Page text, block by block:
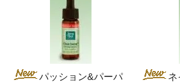
パッション&パーパ